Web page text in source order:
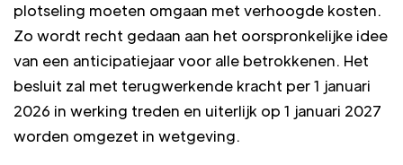
plotseling moeten omgaan met verhoogde kosten.
Zo wordt recht gedaan aan het oorspronkelijke idee
van een anticipatiejaar voor alle betrokkenen. Het
besluit zal met terugwerkende kracht per 1 januari
2026 in werking treden en uiterlijk op 1 januari 2027
worden omgezet in wetgeving.